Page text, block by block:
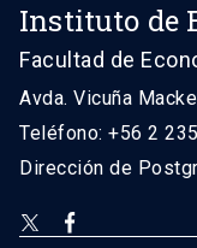
Instituto de
Facultad de
Avda. Vicuña
Teléfono: +56 2
Dirección de